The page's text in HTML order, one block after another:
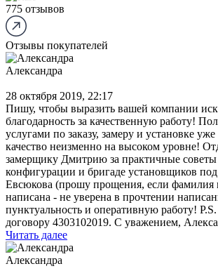
775 отзывов
Отзывы покупателей
Александра
28 октября 2019, 22:17
Пишу, чтобы выразить вашей компании
благодарность за качественную работу!
услугами по заказу, замеру и установке
качество неизменно на высоком уровне!
замерщику Дмитрию за практичные
конфигурации и бригаде установщиков
Евсюкова (прошу прощения, если фамилия
написана - не уверена в прочтении
пунктуальность и оперативную работу!
договору 4303102019. С уважением,
Читать далее
Александра